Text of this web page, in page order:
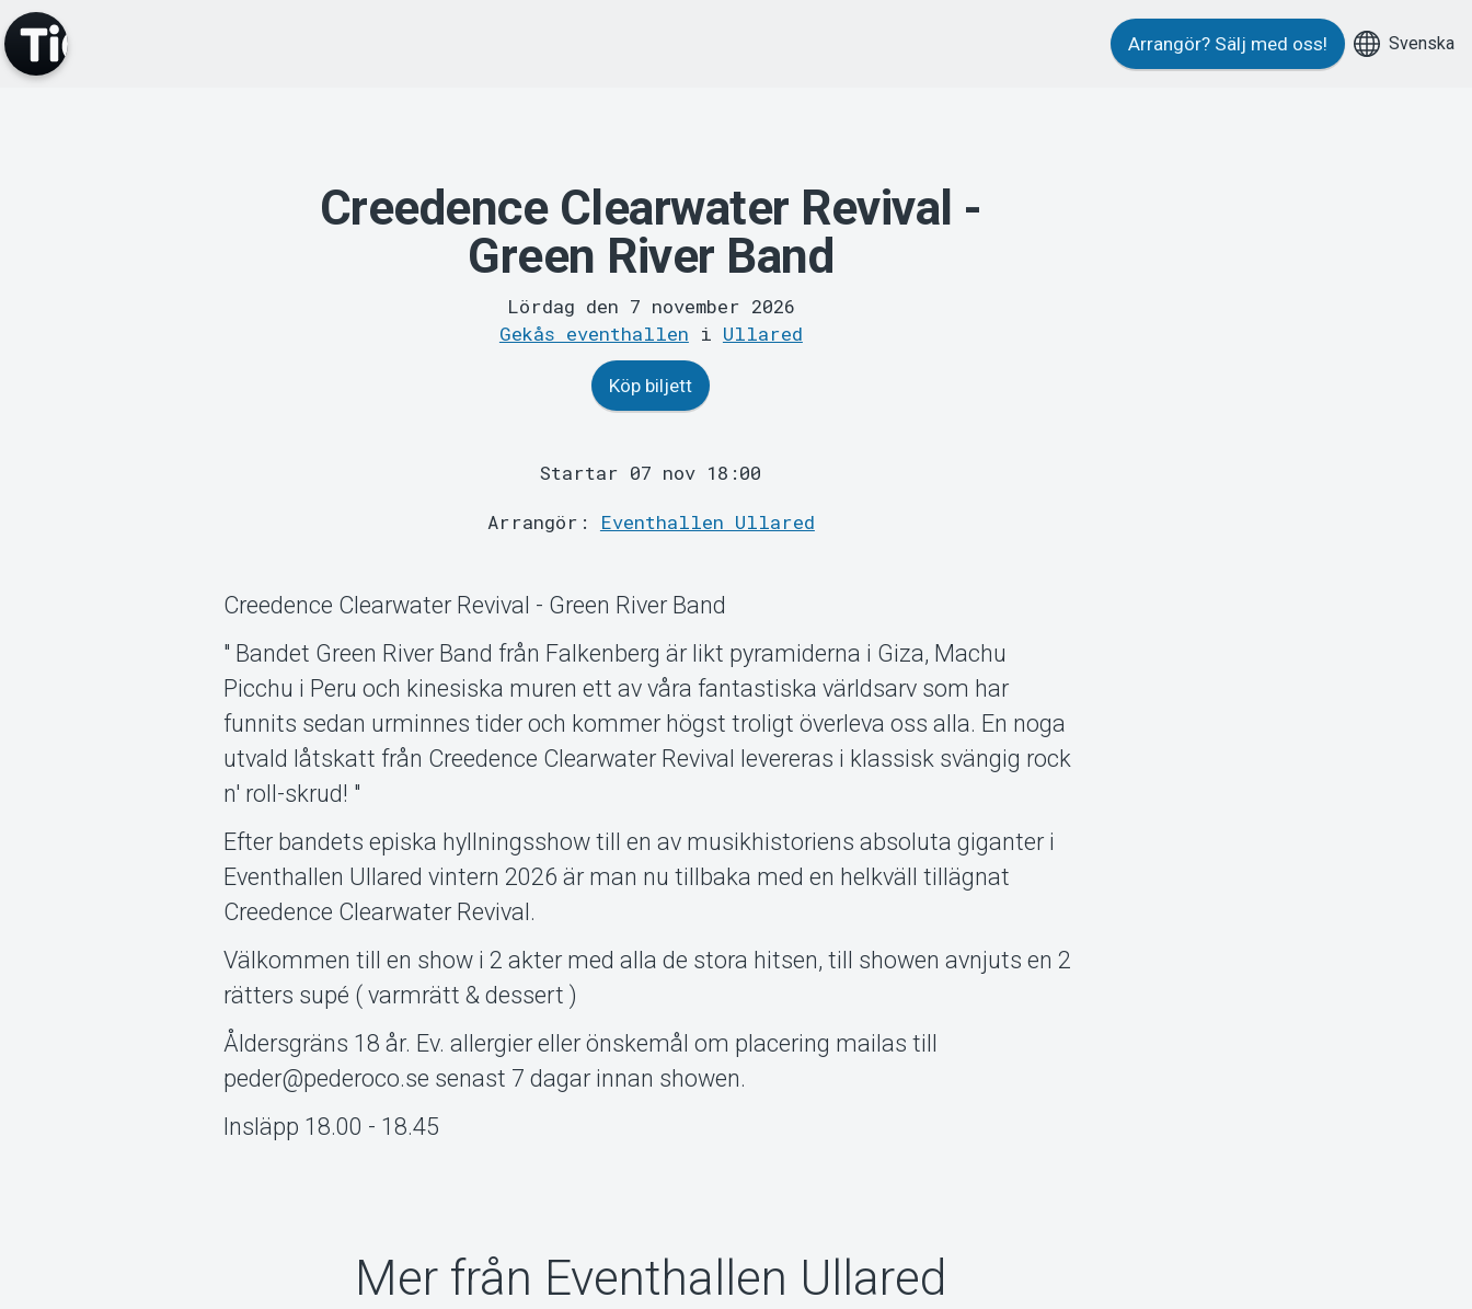
Arrangör? Sälj med oss! Svenska
Creedence Clearwater Revival -
Green River Band
Lördag den 7 november 2026
Gekås eventhallen i Ullared
Köp biljett
Startar 07 nov 18:00
Arrangör: Eventhallen Ullared
Creedence Clearwater Revival - Green River Band
" Bandet Green River Band från Falkenberg är likt pyramiderna i Giza, Machu
Picchu i Peru och kinesiska muren ett av våra fantastiska världsarv som har
funnits sedan urminnes tider och kommer högst troligt överleva oss alla. En noga
utvald låtskatt från Creedence Clearwater Revival levereras i klassisk svängig rock
n' roll-skrud! "
Efter bandets episka hyllningsshow till en av musikhistoriens absoluta giganter i
Eventhallen Ullared vintern 2026 är man nu tillbaka med en helkväll tillägnat
Creedence Clearwater Revival.
Välkommen till en show i 2 akter med alla de stora hitsen, till showen avnjuts en 2
rätters supé ( varmrätt & dessert )
Åldersgräns 18 år. Ev. allergier eller önskemål om placering mailas till
peder@pederoco.se senast 7 dagar innan showen.
Insläpp 18.00 - 18.45
Mer från Eventhallen Ullared